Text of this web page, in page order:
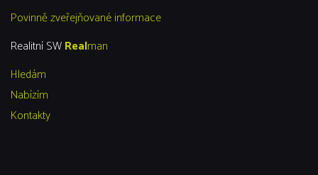
Povinně zveřejňované informace
Realitní SWRealman
Hledám
Nabízím
Kontakty